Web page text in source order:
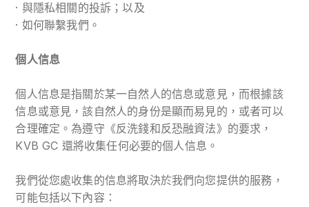
· 與隱私相關的投訴；以及
· 如何聯繫我們。
個人信息
個人信息是指關於某一自然人的信息或意見，而根據該
信息或意見，該自然人的身份是顯而易見的，或者可以
合理確定。為遵守《反洗錢和反恐融資法》的要求，
KVB GC 還將收集任何必要的個人信息。
我們從您處收集的信息將取決於我們向您提供的服務，
可能包括以下內容：